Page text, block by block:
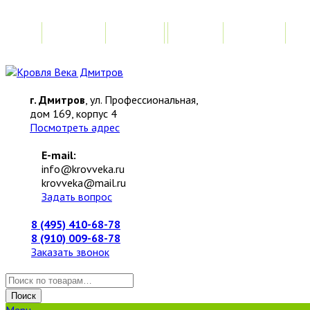
г. Дмитров, ул. Профессиональная,
дом 169, корпус 4
Посмотреть адрес
E-mail:
info@krovveka.ru
krovveka@mail.ru
Задать вопрос
8 (495) 410-68-78
8 (910) 009-68-78
Заказать звонок
Искать:
Поиск